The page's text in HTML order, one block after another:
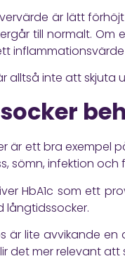
är lätt
till normalt. Om
alltså inte att skjuta
är ett bra exempel
sömn, infektion och
HbA1c som ett
långtidssocker.
är lite avvikande en
det mer relevant att